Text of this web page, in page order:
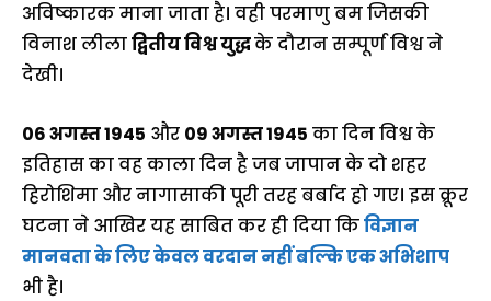
अविष्कारक माना जाता है। वही परमाणु बम जिसकी
विनाश लीलाद्वितीय विश्व युद्धके दौरान सम्पूर्ण विश्व ने
देखी।
06 अगस्त 1945 और 09 अगस्त 1945 का दिन विश्व के
इतिहास का वह काला दिन है जब जापान के दो शहर
हिरोशिमा और नागासाकी पूरी तरह बर्बाद हो गए। इस क्रूर
घटना ने आखिर यह साबित कर ही दिया किविज्ञान
मानवता के लिए केवल वरदान नहीं बल्कि एक अभिशाप
भी है।